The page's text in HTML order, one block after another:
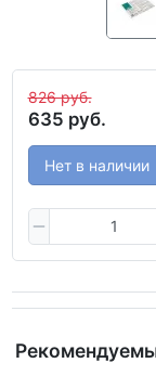
826 руб.
635 руб.
Нет в наличии